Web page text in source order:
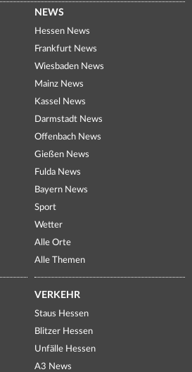
NEWS
Hessen News
Frankfurt News
Wiesbaden News
Mainz News
Kassel News
Darmstadt News
Offenbach News
Gießen News
Fulda News
Bayern News
Sport
Wetter
Alle Orte
Alle Themen
VERKEHR
Staus Hessen
Blitzer Hessen
Unfälle Hessen
A3 News